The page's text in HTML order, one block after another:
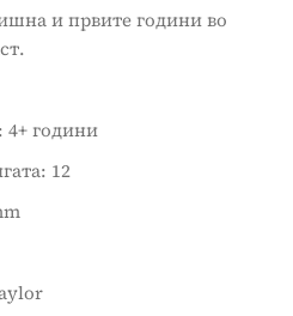
и првите години во
4+ години
12